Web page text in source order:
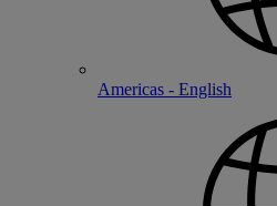
Americas - English